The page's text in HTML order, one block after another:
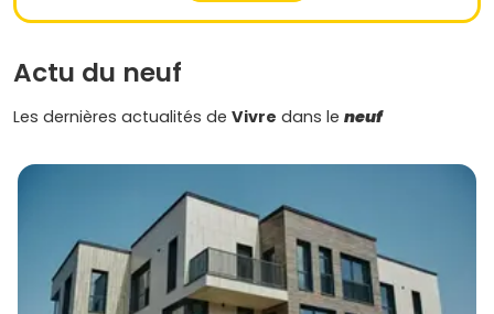
Actu du neuf
Les dernières actualités de Vivre dans le neuf